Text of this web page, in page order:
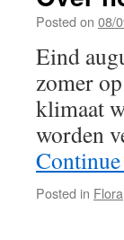
Posted on 08/
Eind
zomer
klimaat
worden
Posted in Flora